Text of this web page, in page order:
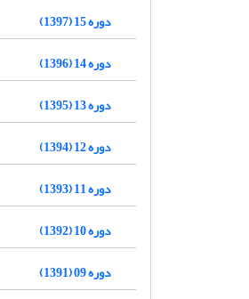
دوره 15 (1397)
دوره 14 (1396)
دوره 13 (1395)
دوره 12 (1394)
دوره 11 (1393)
دوره 10 (1392)
دوره 09 (1391)